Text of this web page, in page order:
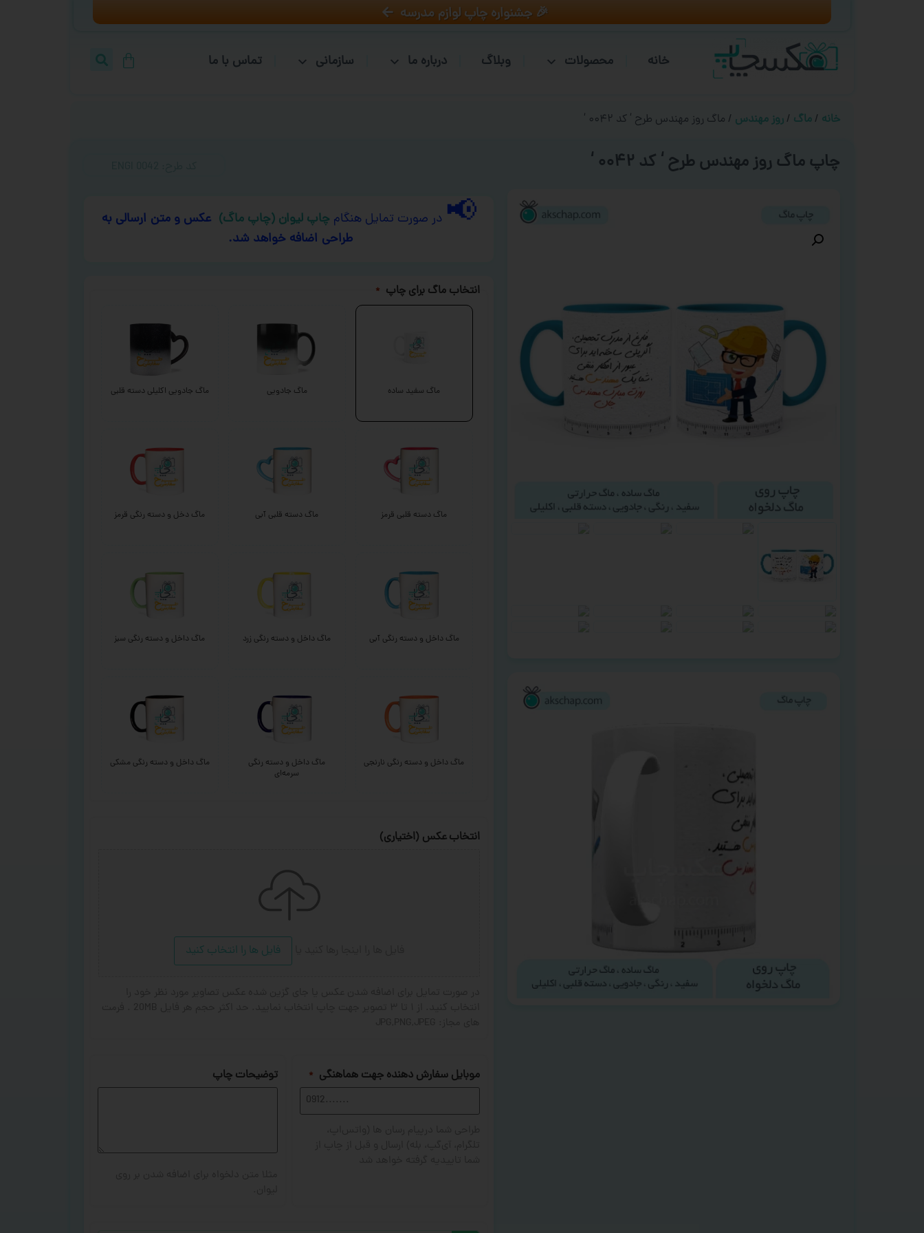
🎉 جشنواره چاپ لوازم مدرسه
خانه محصولات وبلاگ درباره ما سازمانی تماس با ما
خانه / ماگ / روز مهندس / ماگ روز مهندس طرح ‘ کد ۰۰۴۲ ‘
چاپ ماگ روز مهندس طرح ‘ کد ۰۰۴۲ ‘
📢 در صورت تمایل هنگام چاپ لیوان (چاپ ماگ) عکس و متن ارسالی به
طراحی اضافه خواهد شد.
انتخاب ماگ برای چاپ *
ماگ سفید ساده ماگ جادویی ماگ جادویی اکلیلی دسته قلبی
ماگ دسته قلبی قرمز ماگ دسته قلبی آبی ماگ دخل و دسته رنگی قرمز
ماگ داخل و دسته رنگی آبی ماگ داخل و دسته رنگی زرد ماگ داخل و دسته رنگی سبز
ماگ داخل و دسته رنگی نارنجی
ماگ داخل و دسته رنگی
سرمه‌ای
ماگ داخل و دسته رنگی مشکی
انتخاب عکس (اختیاری)
فایل ها را انتخاب کنید
موبایل سفارش دهنده جهت هماهنگی * توضیحات چاپ